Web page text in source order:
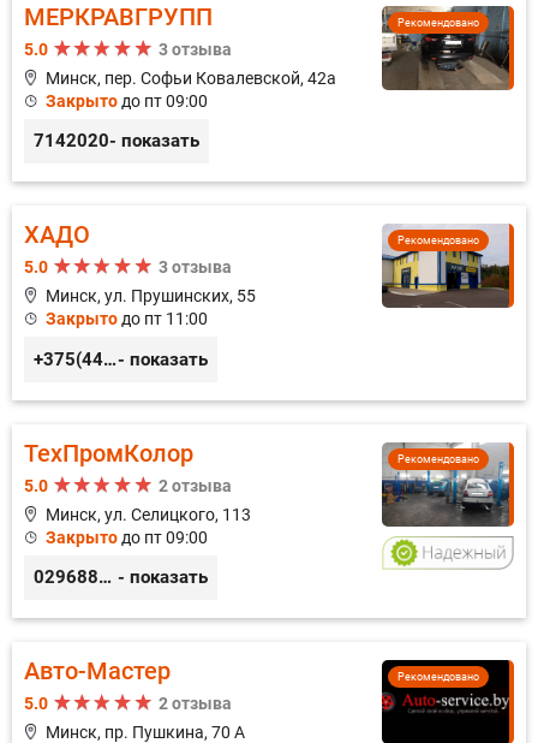
Рекомендовано
МЕРКРАВГРУПП
5.0
3 отзыва
Минск, пер. Софьи Ковалевской, 42а
Закрыто до пт 09:00
7142020- показать
Рекомендовано
ХАДО
5.0
3 отзыва
Минск, ул. Прушинских, 55
Закрыто до пт 11:00
+375(44) 559-27-77- показать
Рекомендовано
ТехПромКолор
5.0
2 отзыва
Минск, ул. Селицкого, 113
Закрыто до пт 09:00
0296889898 - показать
Рекомендовано
Авто-Мастер
5.0
2 отзыва
Минск, пр. Пушкина, 70 А